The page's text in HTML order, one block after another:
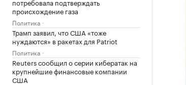
происхождение газа
Политика
Трамп заявил, что США «тоже
нуждаются» в ракетах для Patriot
Политика
Reuters сообщил о серии кибератак на
крупнейшие финансовые компании
США